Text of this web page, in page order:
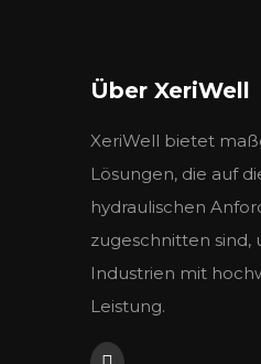
Über XeriWell
XeriWell bietet
Lösungen, die auf
hydraulischen
zugeschnitten
Industrien mit
Leistung.